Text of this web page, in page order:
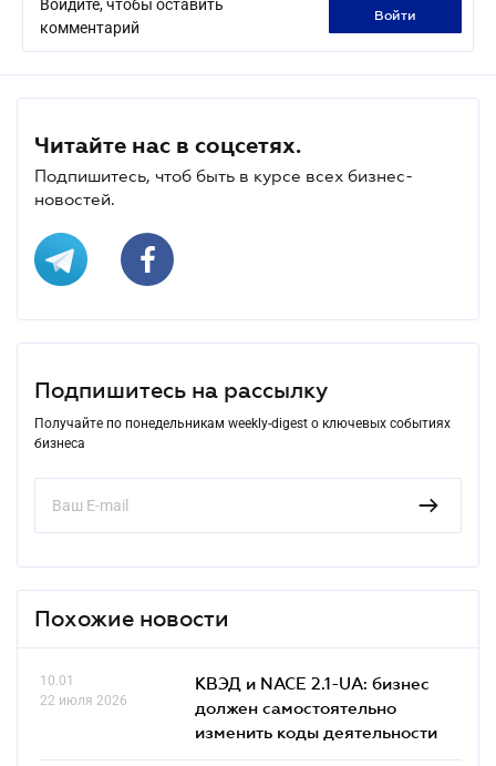
Войдите, чтобы оставить
комментарий
войти
Читайте нас в соцсетях.
Подпишитесь, чтоб быть в курсе всех бизнес-
новостей.
Подпишитесь на рассылку
Получайте по понедельникам weekly-digest о ключевых событиях
бизнеса
Похожие новости
10.01
22 июля 2026
КВЭД и NACE 2.1-UA: бизнес
должен самостоятельно
изменить коды деятельности